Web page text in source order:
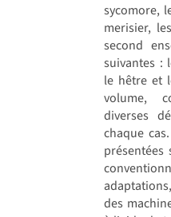
sycomore,
merisier,
second
suivantes :
le hêtre et
volume,
diverses
chaque
des